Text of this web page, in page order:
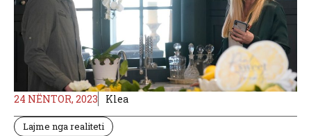
24 NËNTOR, 2023 Klea
Lajme nga realiteti